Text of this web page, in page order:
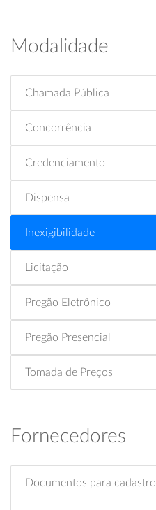
Modalidade
Chamada Pública
Concorrência
Credenciamento
Dispensa
Inexigibilidade
Licitação
Pregão Eletrônico
Pregão Presencial
Tomada de Preços
Fornecedores
Documentos para cadastro